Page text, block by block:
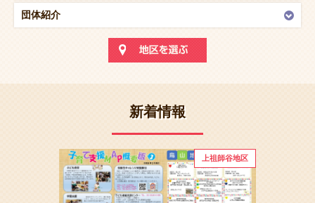
団体紹介
新着情報
上祖師谷地区